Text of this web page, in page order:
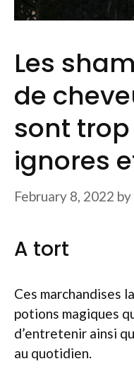
Les
de
sont
ignores
February 8, 2022 by
A tort
Ces marchandises
potions magiques
d’entretenir ainsi
au quotidien.